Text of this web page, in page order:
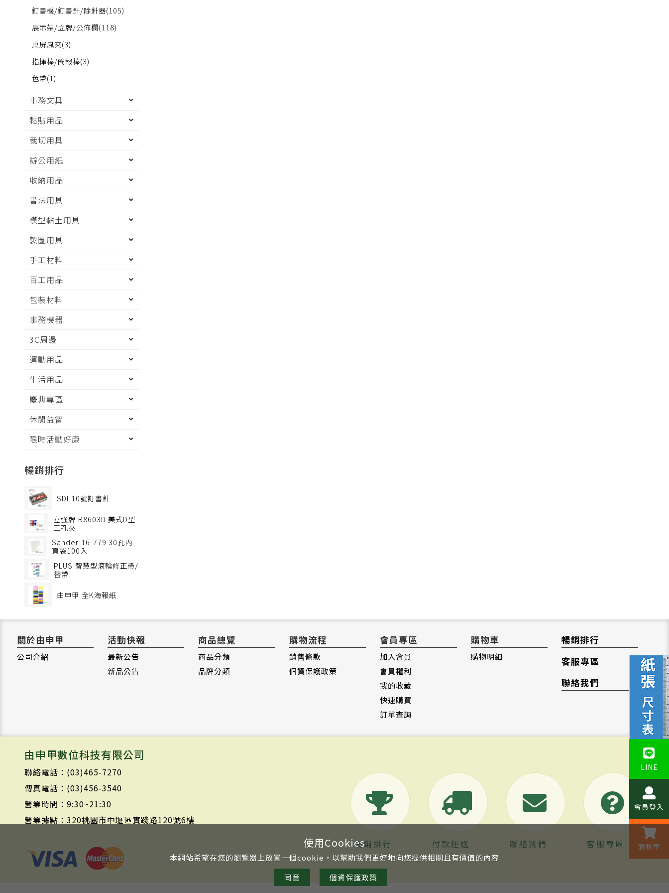
釘書機/釘書針/除針器(105)
展示架/立牌/公佈欄(118)
桌屏風夾(3)
指揮棒/簡報棒(3)
色帶(1)
事務文具
黏貼用品
裁切用具
辦公用紙
收納用品
書法用具
模型黏土用具
製圖用具
手工材料
百工用品
包裝材料
事務機器
3C周邊
運動用品
生活用品
慶典專區
休閒益智
限時活動好康
暢銷排行
SDI 10號訂書針
立強牌 R8603D 美式D型
三孔夾
Sander 16-779 30孔內
頁袋100入
PLUS 智慧型滾輪修正帶/
替帶
由申甲 全K海報紙
關於由申甲
公司介紹
活動快報
最新公告
新品公告
商品總覽
商品分類
品牌分類
購物流程
銷售條款
個資保護政策
會員專區
加入會員
會員權利
我的收藏
快速購買
訂單查詢
購物車
購物明細
暢銷排行
客服專區
聯絡我們
由申甲數位科技有限公司
聯絡電話：(03)465-7270
傳真電話：(03)456-3540
營業時間：9:30~21:30
營業據點：320桃園市中壢區實踐路120號6樓
暢銷排行
付款運送 聯絡我們 客服專區
LINE
會員登入
購物車
使用Cookies
本網站希望在您的瀏覽器上放置一個cookie，以幫助我們更好地向您提供相關且有價值的內容
同意
個資保護政策